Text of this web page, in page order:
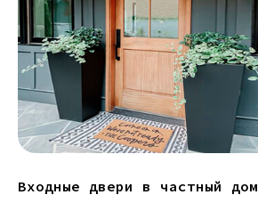
Входные двери в частный дом